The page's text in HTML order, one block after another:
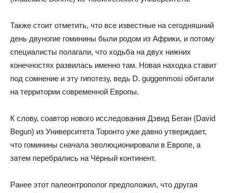
Также стоит отметить, что все известные на сегодняшний
день двуногие гоминины были родом из Африки, и потому
специалисты полагали, что ходьба на двух нижних
конечностях развилась именно там. Новая находка ставит
под сомнение и эту гипотезу, ведь D. guggenmosi обитали
на территории современной Европы.
К слову, соавтор нового исследования Дэвид Беган (David
Begun) из Университета Торонто уже давно утверждает,
что гоминины сначала эволюционировали в Европе, а
затем перебрались на Чёрный континент.
Ранее этот палеонтрополог предположил, что другая